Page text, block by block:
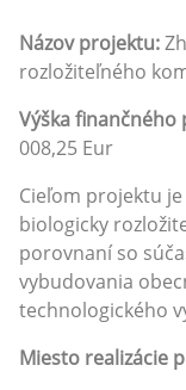
Názov projektu:
rozložiteľného
Výška finančného
008,25 Eur
Cieľom projektu
biologicky
porovnaní so
vybudovania
technologického
Miesto realizácie